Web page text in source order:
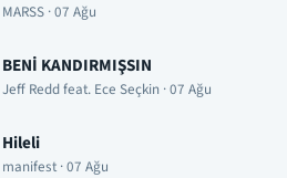
MARSS · 07 Ağu
BENİ KANDIRMIŞSIN
Jeff Redd feat. Ece Seçkin · 07 Ağu
Hileli
manifest · 07 Ağu